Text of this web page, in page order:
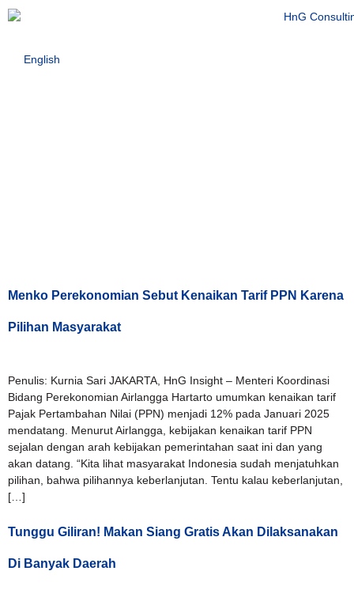
English
Menko Perekonomian Sebut Kenaikan Tarif PPN Karena
Pilihan Masyarakat
Penulis: Kurnia Sari JAKARTA, HnG Insight – Menteri Koordinasi
Bidang Perekonomian Airlangga Hartarto umumkan kenaikan tarif
Pajak Pertambahan Nilai (PPN) menjadi 12% pada Januari 2025
mendatang. Menurut Airlangga, kebijakan kenaikan tarif PPN
sejalan dengan arah kebijakan pemerintahan saat ini dan yang
akan datang. “Kita lihat masyarakat Indonesia sudah menjatuhkan
pilihan, bahwa pilihannya keberlanjutan. Tentu kalau keberlanjutan,
[…]
Tunggu Giliran! Makan Siang Gratis Akan Dilaksanakan
Di Banyak Daerah